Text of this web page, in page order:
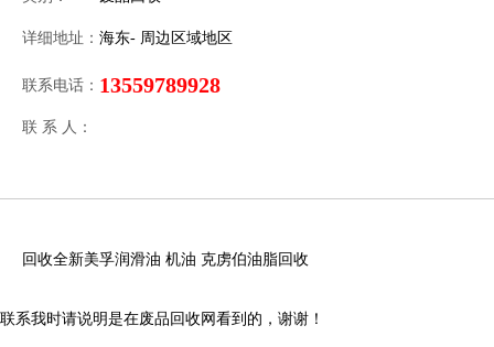
详细地址： 海东- 周边区域地区
联系电话： 13559789928
联 系 人：
回收全新美孚润滑油 机油 克虏伯油脂回收
联系我时请说明是在废品回收网看到的，谢谢！